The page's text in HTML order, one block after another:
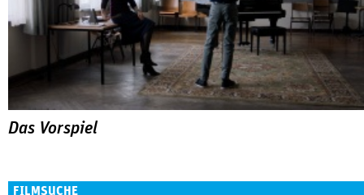
Das Vorspiel
FILMSUCHE